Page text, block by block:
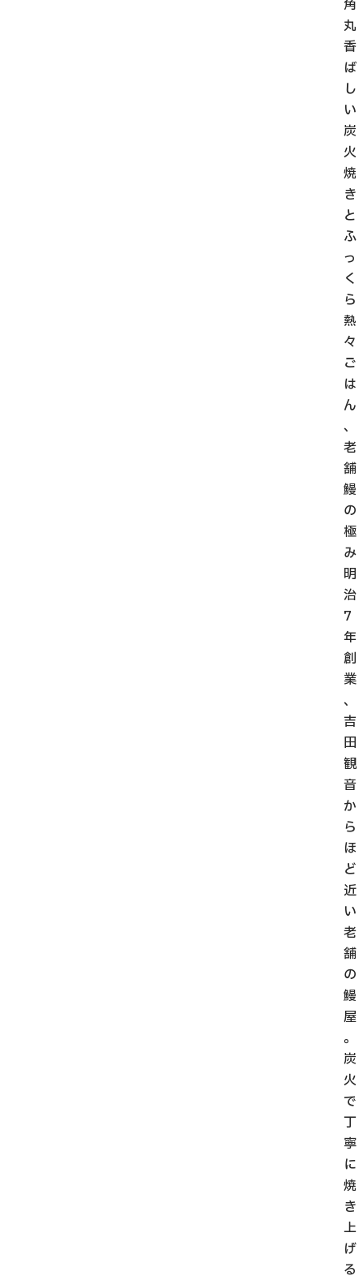
角
丸
香
ば
し
い
炭
火
焼
き
と
ふ
っ
く
ら
熱
々
ご
は
ん
、
老
舗
鰻
の
極
み
明
治
7
年
創
業
、
吉
田
観
音
か
ら
ほ
ど
近
い
老
舗
の
鰻
屋
。
炭
火
で
丁
寧
に
焼
き
上
げ
る